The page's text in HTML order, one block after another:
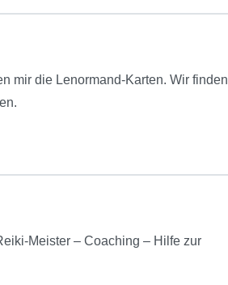
mir die Lenormand-Karten. Wir finden
Meister – Coaching – Hilfe zur